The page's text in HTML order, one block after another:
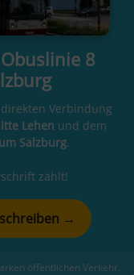
8
Verbindung
Lehen und dem
Salzburg.
zählt!
→
öffentlichen Verkehr.